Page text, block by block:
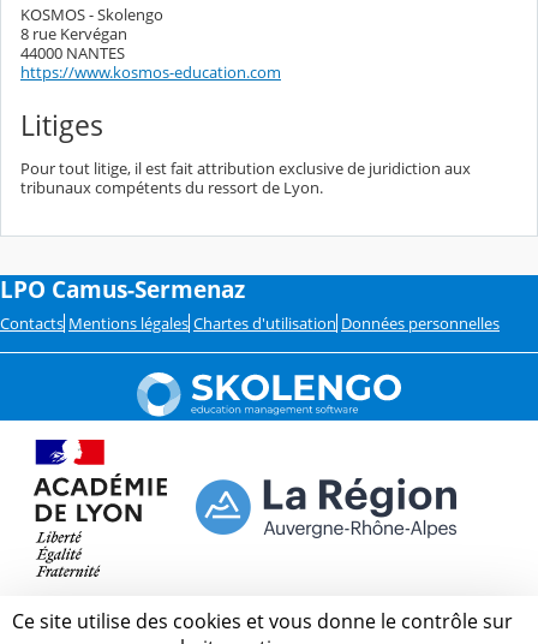
KOSMOS - Skolengo
8 rue Kervégan
44000 NANTES
https://www.kosmos-education.com
Litiges
Pour tout litige, il est fait attribution exclusive de juridiction aux
tribunaux compétents du ressort de Lyon.
LPO Camus-Sermenaz
Contacts Mentions légales Chartes d'utilisation Données personnelles
Ce site utilise des cookies et vous donne le contrôle sur